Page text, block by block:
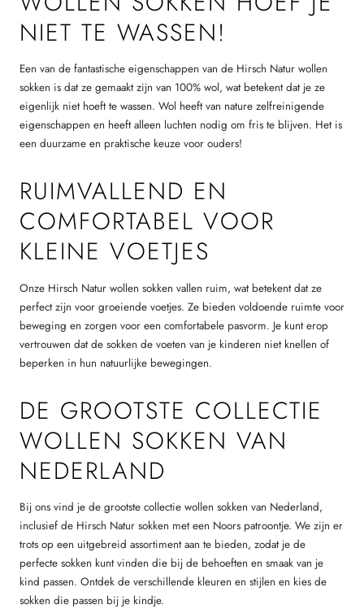
NIET TE WASSEN!
Een van de fantastische eigenschappen van de Hirsch Natur wollen
sokken is dat ze gemaakt zijn van 100% wol, wat betekent dat je ze
eigenlijk niet hoeft te wassen. Wol heeft van nature zelfreinigende
eigenschappen en heeft alleen luchten nodig om fris te blijven. Het is
een duurzame en praktische keuze voor ouders!
RUIMVALLEND EN
COMFORTABEL VOOR
KLEINE VOETJES
Onze Hirsch Natur wollen sokken vallen ruim, wat betekent dat ze
perfect zijn voor groeiende voetjes. Ze bieden voldoende ruimte voor
beweging en zorgen voor een comfortabele pasvorm. Je kunt erop
vertrouwen dat de sokken de voeten van je kinderen niet knellen of
beperken in hun natuurlijke bewegingen.
DE GROOTSTE COLLECTIE
WOLLEN SOKKEN VAN
NEDERLAND
Bij ons vind je de grootste collectie wollen sokken van Nederland,
inclusief de Hirsch Natur sokken met een Noors patroontje. We zijn er
trots op een uitgebreid assortiment aan te bieden, zodat je de
perfecte sokken kunt vinden die bij de behoeften en smaak van je
kind passen. Ontdek de verschillende kleuren en stijlen en kies de
sokken die passen bij je kindje.